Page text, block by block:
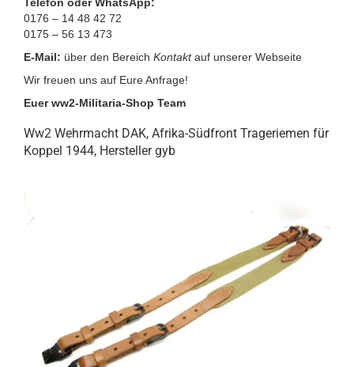
0176 – 14 48 42 72
0175 – 56 13 473
E-Mail: über den Bereich Kontakt auf unserer Webseite
Wir freuen uns auf Eure Anfrage!
Euer ww2-Militaria-Shop Team
Ww2 Wehrmacht DAK, Afrika-Südfront Trageriemen für
Koppel 1944, Hersteller gyb